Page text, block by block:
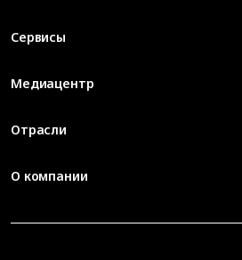
Сервисы
Медиацентр
Отрасли
О компании